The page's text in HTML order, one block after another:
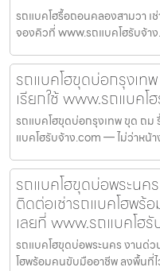
รถแบคโฮรื้อถอนคลองสามวา
จองคิวที่ www.รถแบคโฮรับจ้า
รถแบคโฮขุดบ่อกรุงเท
เรียกใช้ www.รถแบคโ
รถแบคโฮขุดบ่อกรุงเทพ ขุด ถม
แบคโฮรับจ้าง.com — ไม่ว่าหน้
รถแบคโฮขุดบ่อพระนค
ติดต่อเช่ารถแบคโฮพร้
เลยที่ www.รถแบคโฮ
รถแบคโฮขุดบ่อพระนคร งานด่ว
โฮพร้อมคนขับมืออาชีพ ลงพื้นที่ไ